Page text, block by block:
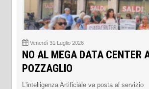
Venerdì 31 Luglio 2026
NO AL MEGA DATA CENTER
POZZAGLIO
L'intelligenza Artificiale va posta al servizio